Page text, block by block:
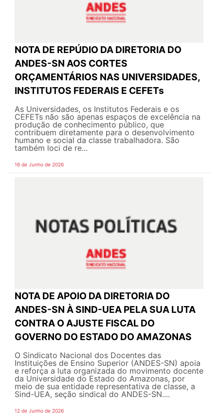
NOTA DE REPÚDIO DA DIRETORIA DO
ANDES-SN AOS CORTES
ORÇAMENTÁRIOS NAS UNIVERSIDADES,
INSTITUTOS FEDERAIS E CEFETs
As Universidades, os Institutos Federais e os
CEFETs não são apenas espaços de excelência na
produção de conhecimento público, que
contribuem diretamente para o desenvolvimento
humano e social da classe trabalhadora. São
também loci de re...
16 de Junho de 2026
NOTA DE APOIO DA DIRETORIA DO
ANDES-SN À SIND-UEA PELA SUA LUTA
CONTRA O AJUSTE FISCAL DO
GOVERNO DO ESTADO DO AMAZONAS
O Sindicato Nacional dos Docentes das
Instituições de Ensino Superior (ANDES-SN) apoia
e reforça a luta organizada do movimento docente
da Universidade do Estado do Amazonas, por
meio de sua entidade representativa de classe, a
Sind-UEA, seção sindical do ANDES-SN....
12 de Junho de 2026